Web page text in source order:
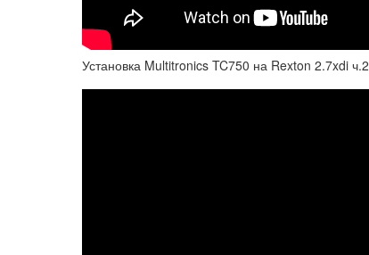
Установка Multitronics TC750 на Rexton 2.7xdi ч.2